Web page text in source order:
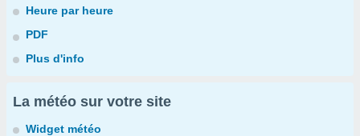
Heure par heure
PDF
Plus d'info
La météo sur votre site
Widget météo